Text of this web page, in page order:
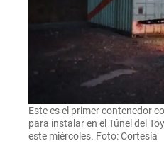
Este es el primer contenedor
para instalar en el Túnel del
este miércoles. Foto: Cortesía